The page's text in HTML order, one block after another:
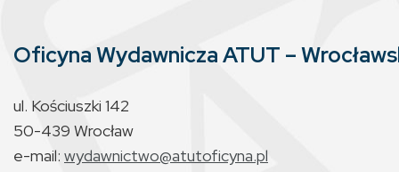
Oficyna Wydawnicza ATUT –
ul. Kościuszki 142
50-439 Wrocław
e-mail: wydawnictwo@atutoficyna.pl